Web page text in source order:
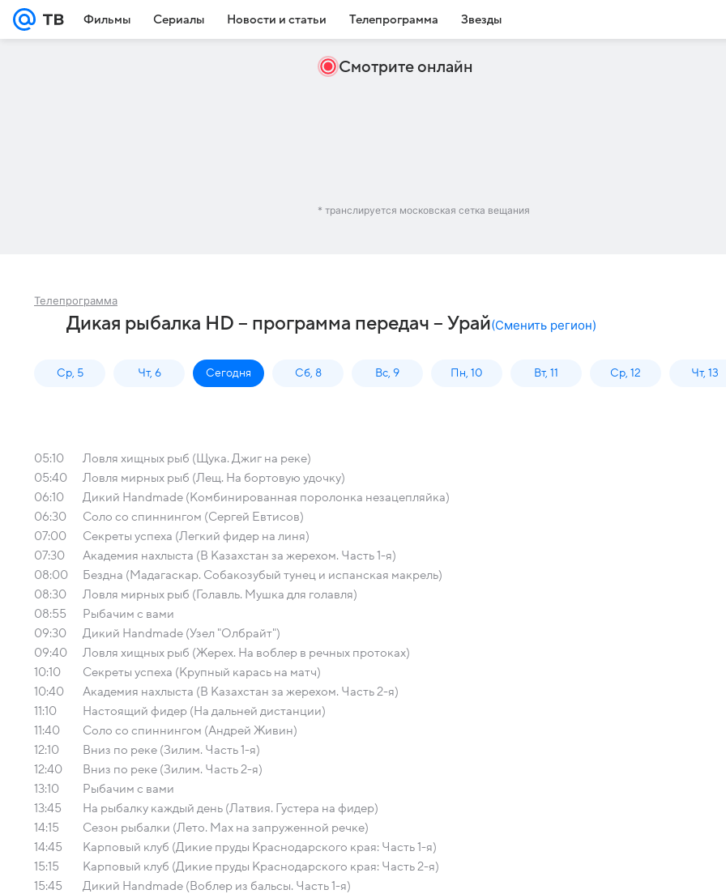
Фильмы Сериалы Новости и статьи Телепрограмма Звезды
Смотрите онлайн
* транслируется московская сетка вещания
Телепрограмма
Дикая рыбалка HD – программа передач – Урай(Сменить регион)
Ср, 5 Чт, 6 Сегодня Сб, 8 Вс, 9 Пн, 10 Вт, 11 Ср, 12 Чт, 13
05:10
Ловля хищных рыб (Щука. Джиг на реке)
05:40
Ловля мирных рыб (Лещ. На бортовую удочку)
06:10
Дикий Handmade (Комбинированная поролонка незацепляйка)
06:30
Соло со спиннингом (Сергей Евтисов)
07:00
Секреты успеха (Легкий фидер на линя)
07:30
Академия нахлыста (В Казахстан за жерехом. Часть 1-я)
08:00
Бездна (Мадагаскар. Собакозубый тунец и испанская макрель)
08:30
Ловля мирных рыб (Голавль. Мушка для голавля)
08:55
Рыбачим с вами
09:30
Дикий Handmade (Узел "Олбрайт")
09:40
Ловля хищных рыб (Жерех. На воблер в речных протоках)
10:10
Секреты успеха (Крупный карась на матч)
10:40
Академия нахлыста (В Казахстан за жерехом. Часть 2-я)
11:10
Настоящий фидер (На дальней дистанции)
11:40
Соло со спиннингом (Андрей Живин)
12:10
Вниз по реке (Зилим. Часть 1-я)
12:40
Вниз по реке (Зилим. Часть 2-я)
13:10
Рыбачим с вами
13:45
На рыбалку каждый день (Латвия. Густера на фидер)
14:15
Сезон рыбалки (Лето. Мах на запруженной речке)
14:45
Карповый клуб (Дикие пруды Краснодарского края: Часть 1-я)
15:15
Карповый клуб (Дикие пруды Краснодарского края: Часть 2-я)
15:45
Дикий Handmade (Воблер из бальсы. Часть 1-я)